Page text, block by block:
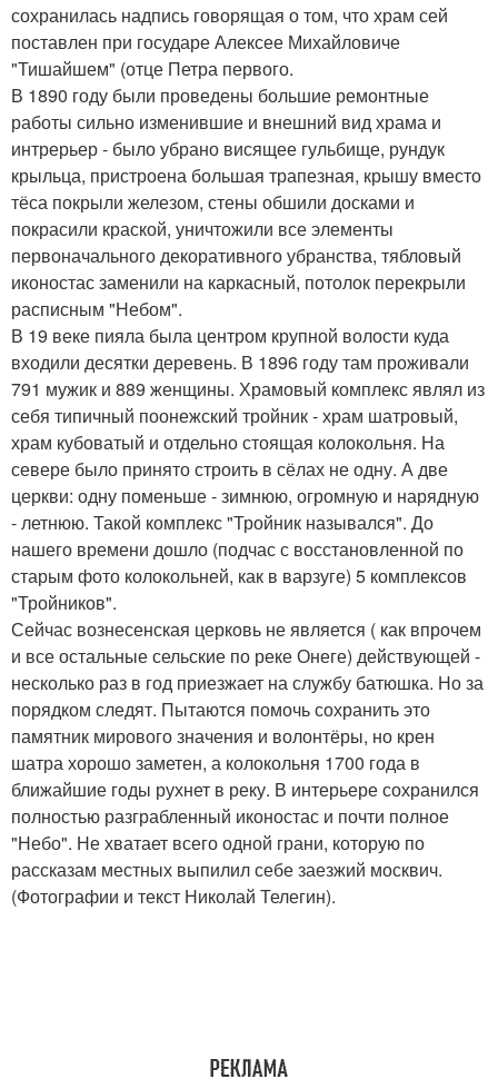
сохранилась надпись говорящая о том, что храм сей
поставлен при государе Алексее Михайловиче
"Тишайшем" (отце Петра первого.
В 1890 году были проведены большие ремонтные
работы сильно изменившие и внешний вид храма и
интрерьер - было убрано висящее гульбище, рундук
крыльца, пристроена большая трапезная, крышу вместо
тёса покрыли железом, стены обшили досками и
покрасили краской, уничтожили все элементы
первоначального декоративного убранства, тябловый
иконостас заменили на каркасный, потолок перекрыли
расписным "Небом".
В 19 веке пияла была центром крупной волости куда
входили десятки деревень. В 1896 году там проживали
791 мужик и 889 женщины. Храмовый комплекс являл из
себя типичный поонежский тройник - храм шатровый,
храм кубоватый и отдельно стоящая колокольня. На
севере было принято строить в сёлах не одну. А две
церкви: одну поменьше - зимнюю, огромную и нарядную
- летнюю. Такой комплекс "Тройник назывался". До
нашего времени дошло (подчас с восстановленной по
старым фото колокольней, как в варзуге) 5 комплексов
"Тройников".
Сейчас вознесенская церковь не является ( как впрочем
и все остальные сельские по реке Онеге) действующей -
несколько раз в год приезжает на службу батюшка. Но за
порядком следят. Пытаются помочь сохранить это
памятник мирового значения и волонтёры, но крен
шатра хорошо заметен, а колокольня 1700 года в
ближайшие годы рухнет в реку. В интерьере сохранился
полностью разграбленный иконостас и почти полное
"Небо". Не хватает всего одной грани, которую по
рассказам местных выпилил себе заезжий москвич.
(Фотографии и текст Николай Телегин).